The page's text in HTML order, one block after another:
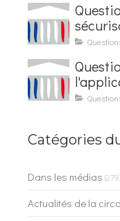
les
Catégories
Dans les médias (279)
Actualités de la